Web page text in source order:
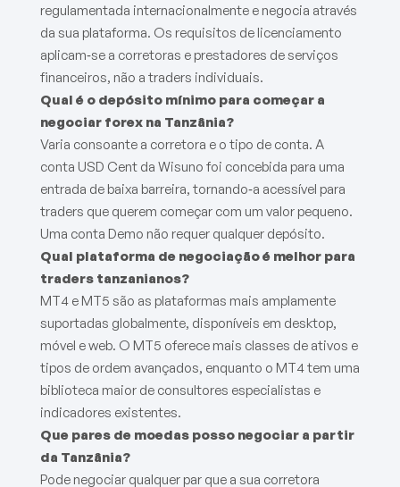
regulamentada internacionalmente e negocia através
da sua plataforma. Os requisitos de licenciamento
aplicam‑se a corretoras e prestadores de serviços
financeiros, não a traders individuais.
Qual é o depósito mínimo para começar a
negociar forex na Tanzânia?
Varia consoante a corretora e o tipo de conta. A
conta USD Cent da Wisuno foi concebida para uma
entrada de baixa barreira, tornando‑a acessível para
traders que querem começar com um valor pequeno.
Uma conta Demo não requer qualquer depósito.
Qual plataforma de negociação é melhor para
traders tanzanianos?
MT4 e MT5 são as plataformas mais amplamente
suportadas globalmente, disponíveis em desktop,
móvel e web. O MT5 oferece mais classes de ativos e
tipos de ordem avançados, enquanto o MT4 tem uma
biblioteca maior de consultores especialistas e
indicadores existentes.
Que pares de moedas posso negociar a partir
da Tanzânia?
Pode negociar qualquer par que a sua corretora